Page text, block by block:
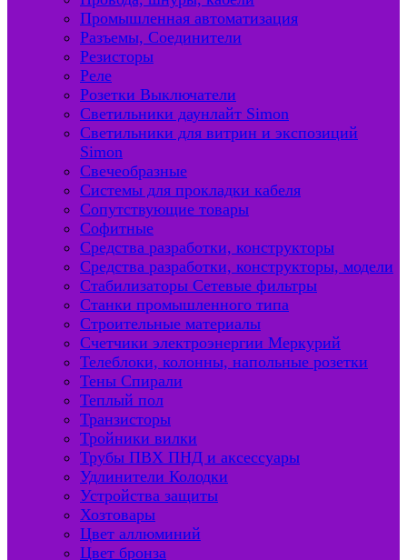
Промышленная автоматизация
Разъемы, Соединители
Резисторы
Реле
Розетки Выключатели
Светильники даунлайт Simon
Светильники для витрин и экспозиций
Simon
Свечеобразные
Системы для прокладки кабеля
Сопутствующие товары
Софитные
Средства разработки, конструкторы
Средства разработки, конструкторы, модели
Стабилизаторы Сетевые фильтры
Станки промышленного типа
Строительные материалы
Счетчики электроэнергии Меркурий
Телеблоки, колонны, напольные розетки
Тены Спирали
Теплый пол
Транзисторы
Тройники вилки
Трубы ПВХ ПНД и аксессуары
Удлинители Колодки
Устройства защиты
Хозтовары
Цвет аллюминий
Цвет бронза